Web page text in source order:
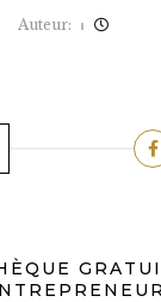
Auteur: